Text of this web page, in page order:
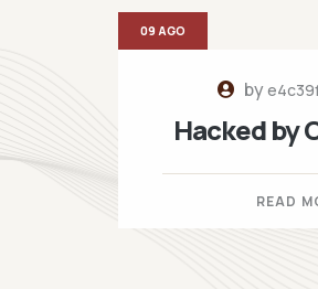
by
Hacked by
READ
09 AGO